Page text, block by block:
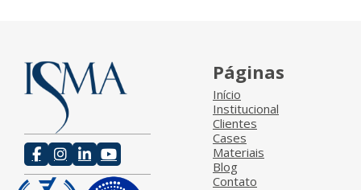
Páginas
Início
Institucional
Clientes
Cases
Materiais
Blog
Contato